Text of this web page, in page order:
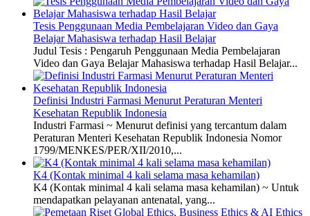
Tesis Penggunaan Media Pembelajaran Video dan Gaya
Belajar Mahasiswa terhadap Hasil Belajar
Judul Tesis : Pengaruh Penggunaan Media Pembelajaran
Video dan Gaya Belajar Mahasiswa terhadap Hasil Belajar...
Definisi Industri Farmasi Menurut Peraturan Menteri
Kesehatan Republik Indonesia
Industri Farmasi ~ Menurut definisi yang tercantum dalam
Peraturan Menteri Kesehatan Republik Indonesia Nomor
1799/MENKES/PER/XII/2010,...
K4 (Kontak minimal 4 kali selama masa kehamilan)
K4 (Kontak minimal 4 kali selama masa kehamilan) ~ Untuk
mendapatkan pelayanan antenatal, yang...